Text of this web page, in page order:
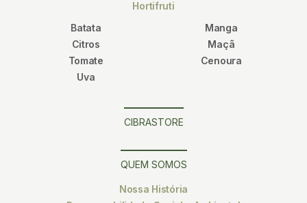
Hortifruti
Batata
Citros
Tomate
Uva
Manga
Maçã
Cenoura
CIBRASTORE
QUEM SOMOS
Nossa História